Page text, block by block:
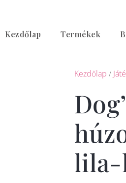
content
Kezdőlap Termékek
Kezdőlap /
lila-